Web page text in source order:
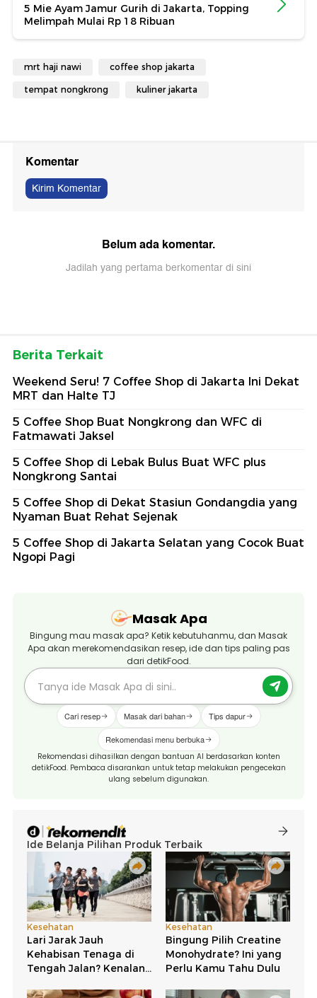
5 Mie Ayam Jamur Gurih di Jakarta, Topping
Melimpah Mulai Rp 18 Ribuan
mrt haji nawi coffee shop jakarta
tempat nongkrong kuliner jakarta
Komentar
Kirim Komentar
Belum ada komentar.
Jadilah yang pertama berkomentar di sini
Berita Terkait
Weekend Seru! 7 Coffee Shop di Jakarta Ini Dekat
MRT dan Halte TJ
5 Coffee Shop Buat Nongkrong dan WFC di
Fatmawati Jaksel
5 Coffee Shop di Lebak Bulus Buat WFC plus
Nongkrong Santai
5 Coffee Shop di Dekat Stasiun Gondangdia yang
Nyaman Buat Rehat Sejenak
5 Coffee Shop di Jakarta Selatan yang Cocok Buat
Ngopi Pagi
Masak Apa
Bingung mau masak apa? Ketik kebutuhanmu, dan Masak
Apa akan merekomendasikan resep, ide dan tips paling pas
dari detikFood.
Cari resep Masak dari bahan Tips dapur
Rekomendasi menu berbuka
Rekomendasi dihasilkan dengan bantuan AI berdasarkan konten
detikFood. Pembaca disarankan untuk tetap melakukan pengecekan
ulang sebelum digunakan.